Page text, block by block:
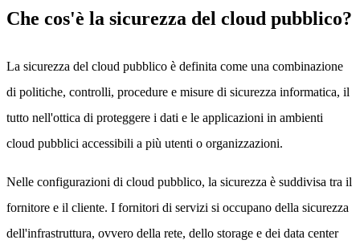
Che cos'è la sicurezza del cloud pubblico?
La sicurezza del cloud pubblico è definita come una combinazione
di politiche, controlli, procedure e misure di sicurezza informatica, il
tutto nell'ottica di proteggere i dati e le applicazioni in ambienti
cloud pubblici accessibili a più utenti o organizzazioni.
Nelle configurazioni di cloud pubblico, la sicurezza è suddivisa tra il
fornitore e il cliente. I fornitori di servizi si occupano della sicurezza
dell'infrastruttura, ovvero della rete, dello storage e dei data center